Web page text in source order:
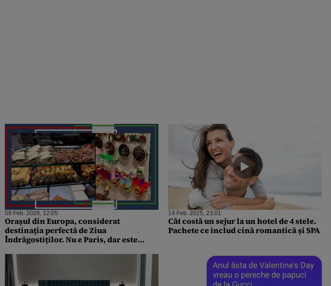
09 Feb. 2026, 12:05
Orașul din Europa, considerat
destinația perfectă de Ziua
Îndrăgostiților. Nu e Paris, dar este
14 Feb. 2025, 23:01
Cât costă un sejur la un hotel de 4 stele.
Pachete ce includ cină romantică și SPA